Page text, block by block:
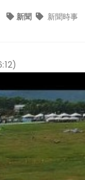
新聞 新聞時事